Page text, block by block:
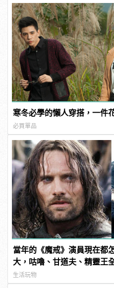
寒冬必學的懶人穿搭，一件
必買單品
當年的《魔戒》演員現在都
大，咕嚕、甘道夫、精靈王
生活玩物